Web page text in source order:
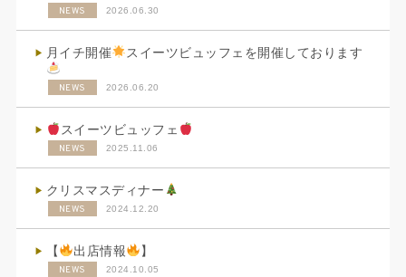
NEWS 2026.06.30
月イチ開催 スイーツビュッフェを開催しております
NEWS 2026.06.20
スイーツビュッフェ
NEWS 2025.11.06
クリスマスディナー
NEWS 2024.12.20
【 出店情報 】
NEWS 2024.10.05